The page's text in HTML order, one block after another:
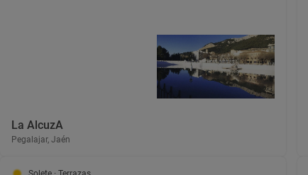
La AlcuzA
Pegalajar, Jaén